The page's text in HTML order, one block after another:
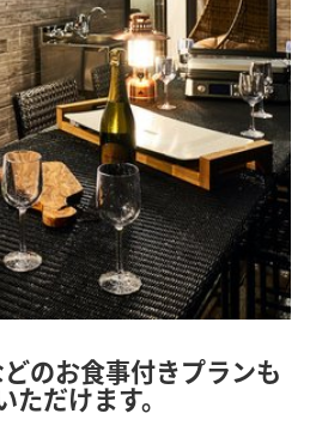
のお食事付きプランも
ただけます。